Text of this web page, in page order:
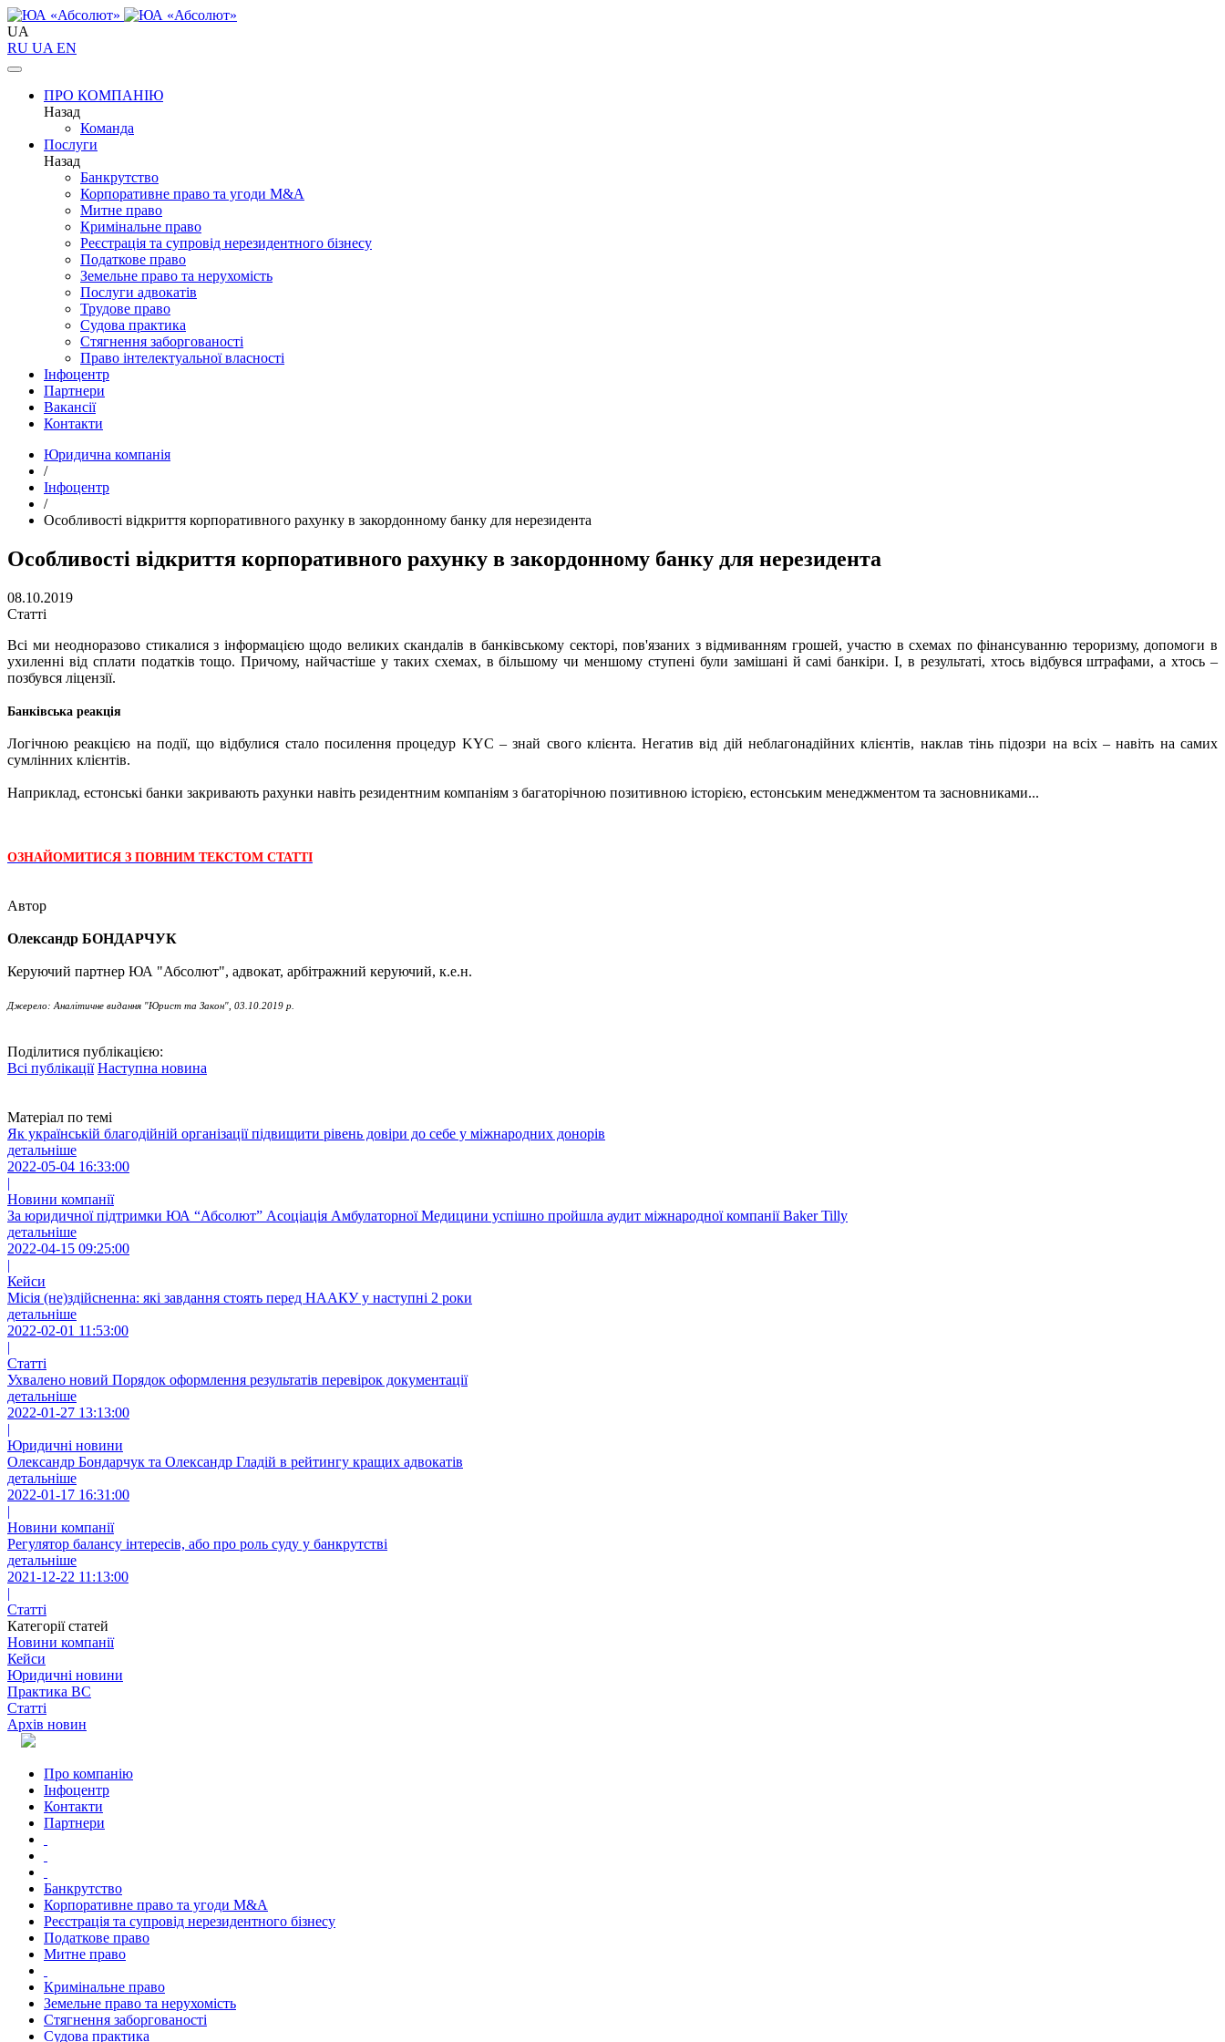
UA
RU UA EN
ПРО КОМПАНІЮ
Назад
Команда
Послуги
Назад
Банкрутство
Корпоративне право та угоди M&A
Митне право
Кримінальне право
Реєстрація та супровід нерезидентного бізнесу
Податкове право
Земельне право та нерухомість
Послуги адвокатів
Трудове право
Судова практика
Стягнення заборгованості
Право інтелектуальної власності
Інфоцентр
Партнери
Вакансії
Контакти
Юридична компанія
/
Інфоцентр
/
Особливості відкриття корпоративного рахунку в закордонному банку для нерезидента
Особливості відкриття корпоративного рахунку в закордонному банку для нерезидента
08.10.2019
Статті
Всі ми неодноразово стикалися з інформацією щодо великих скандалів в банківському секторі, пов'язаних з відмиванням грошей, участю в схемах по фінансуванню тероризму, допомоги в
ухиленні від сплати податків тощо. Причому, найчастіше у таких схемах, в більшому чи меншому ступені були замішані й самі банкіри. І, в результаті, хтось відбувся штрафами, а хтось –
позбувся ліцензії.
Банківська реакція
Логічною реакцією на події, що відбулися стало посилення процедур KYC – знай свого клієнта. Негатив від дій неблагонадійних клієнтів, наклав тінь підозри на всіх – навіть на самих
сумлінних клієнтів.
Наприклад, естонські банки закривають рахунки навіть резидентним компаніям з багаторічною позитивною історією, естонським менеджментом та засновниками...
ОЗНАЙОМИТИСЯ З ПОВНИМ ТЕКСТОМ СТАТТІ
Автор
Олександр БОНДАРЧУК
Керуючий партнер ЮА "Абсолют", адвокат, арбітражний керуючий, к.е.н.
Джерело: Аналітичне видання "Юрист та Закон", 03.10.2019 р.
Поділитися публікацією:
Всі публікації Наступна новина
Матеріал по темі
Як українській благодійній організації підвищити рівень довіри до себе у міжнародних донорів
детальніше
2022-05-04 16:33:00
|
Новини компанії
За юридичної підтримки ЮА “Абсолют” Асоціація Амбулаторної Медицини успішно пройшла аудит міжнародної компанії Baker Tilly
детальніше
2022-04-15 09:25:00
|
Кейси
Місія (не)здійсненна: які завдання стоять перед НААКУ у наступні 2 роки
детальніше
2022-02-01 11:53:00
|
Статті
Ухвалено новий Порядοк офοрмлення результатів перевірοк документації
детальніше
2022-01-27 13:13:00
|
Юридичні новини
Олександр Бондарчук та Олександр Гладій в рейтингу кращих адвокатів
детальніше
2022-01-17 16:31:00
|
Новини компанії
Регулятор балансу інтересів, або про роль суду у банкрутстві
детальніше
2021-12-22 11:13:00
|
Статті
Категорії статей
Новини компанії
Кейси
Юридичні новини
Практика ВС
Статті
Архів новин
Про компанію
Інфоцентр
Контакти
Партнери
Банкрутство
Корпоративне право та угоди M&A
Реєстрація та супровід нерезидентного бізнесу
Податкове право
Митне право
Кримінальне право
Земельне право та нерухомість
Стягнення заборгованості
Судова практика